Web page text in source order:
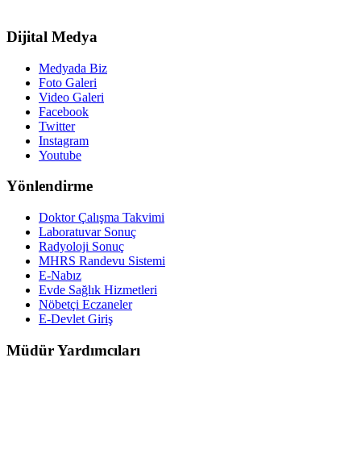
Dijital Medya
Medyada Biz
Foto Galeri
Video Galeri
Facebook
Twitter
Instagram
Youtube
Yönlendirme
Doktor Çalışma Takvimi
Laboratuvar Sonuç
Radyoloji Sonuç
MHRS Randevu Sistemi
E-Nabız
Evde Sağlık Hizmetleri
Nöbetçi Eczaneler
E-Devlet Giriş
Müdür Yardımcıları